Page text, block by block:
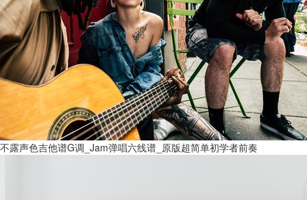
不露声色吉他谱G调_Jam弹唱六线谱_原版超简单初学者前奏